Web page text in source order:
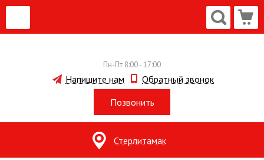
Пн-Пт 8:00 - 17:00
Напишите нам
Обратный звонок
Позвонить
Стерлитамак